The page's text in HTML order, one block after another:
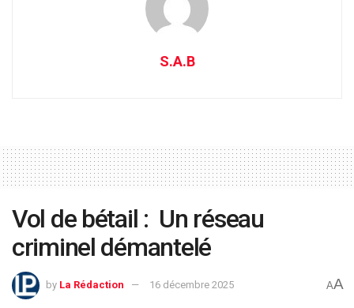
S.A.B
Vol de bétail : Un réseau
criminel démantelé
by La Rédaction 16 décembre 2025 AA